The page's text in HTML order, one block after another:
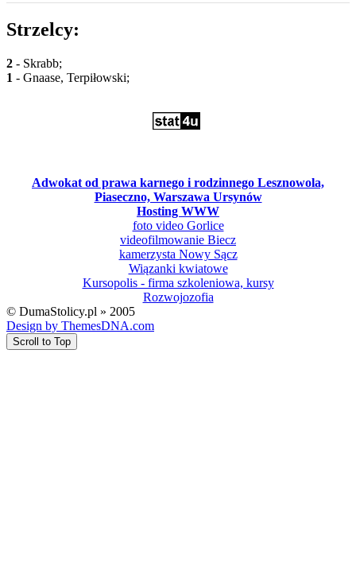
Strzelcy:
2 - Skrabb;
1 - Gnaase, Terpiłowski;
Adwokat od prawa karnego i rodzinnego Lesznowola,
Piaseczno, Warszawa Ursynów
Hosting WWW
foto video Gorlice
videofilmowanie Biecz
kamerzysta Nowy Sącz
Wiązanki kwiatowe
Kursopolis - firma szkoleniowa, kursy
Rozwojozofia
© DumaStolicy.pl » 2005
Design by ThemesDNA.com
Scroll to Top